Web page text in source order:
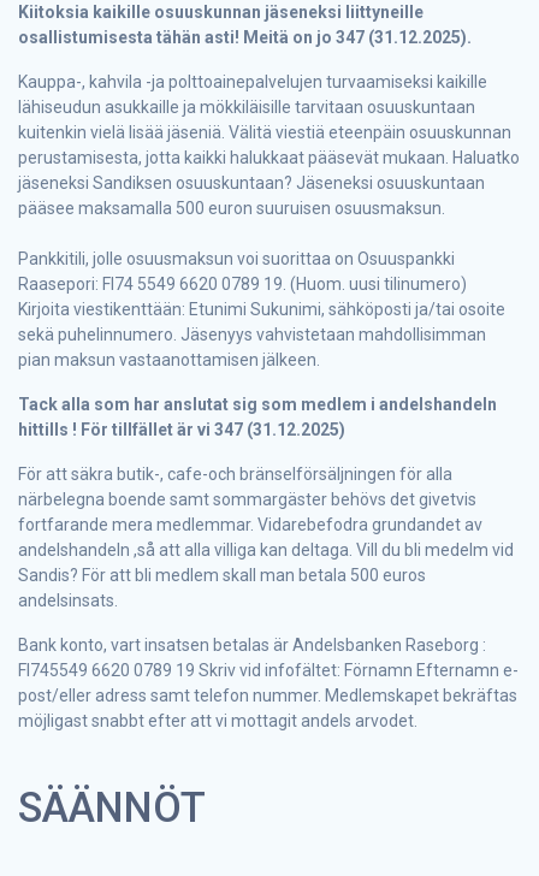
Kiitoksia kaikille osuuskunnan jäseneksi liittyneille
osallistumisesta tähän asti! Meitä on jo 347 (31.12.2025).
Kauppa-, kahvila -ja polttoainepalvelujen turvaamiseksi kaikille
lähiseudun asukkaille ja mökkiläisille tarvitaan osuuskuntaan
kuitenkin vielä lisää jäseniä. Välitä viestiä eteenpäin osuuskunnan
perustamisesta, jotta kaikki halukkaat pääsevät mukaan. Haluatko
jäseneksi Sandiksen osuuskuntaan? Jäseneksi osuuskuntaan
pääsee maksamalla 500 euron suuruisen osuusmaksun.
Pankkitili, jolle osuusmaksun voi suorittaa on Osuuspankki
Raasepori: FI74 5549 6620 0789 19. (Huom. uusi tilinumero)
Kirjoita viestikenttään: Etunimi Sukunimi, sähköposti ja/tai osoite
sekä puhelinnumero. Jäsenyys vahvistetaan mahdollisimman
pian maksun vastaanottamisen jälkeen.
Tack alla som har anslutat sig som medlem i andelshandeln
hittills ! För tillfället är vi 347 (31.12.2025)
För att säkra butik-, cafe-och bränselförsäljningen för alla
närbelegna boende samt sommargäster behövs det givetvis
fortfarande mera medlemmar. Vidarebefodra grundandet av
andelshandeln ,så att alla villiga kan deltaga. Vill du bli medelm vid
Sandis? För att bli medlem skall man betala 500 euros
andelsinsats.
Bank konto, vart insatsen betalas är Andelsbanken Raseborg :
FI745549 6620 0789 19 Skriv vid infofältet: Förnamn Efternamn e-
post/eller adress samt telefon nummer. Medlemskapet bekräftas
möjligast snabbt efter att vi mottagit andels arvodet.
SÄÄNNÖT